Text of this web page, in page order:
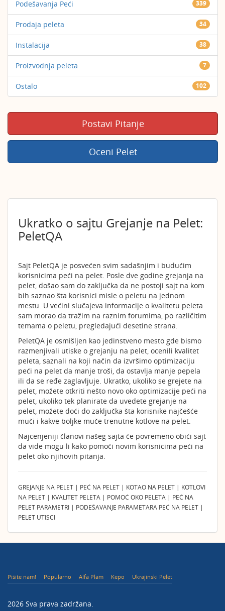
Podešavanja Peći 339
Prodaja peleta 34
Instalacija 38
Proizvodnja peleta 7
Ostalo 102
Postavi Pitanje
Oceni Pelet
Ukratko o sajtu Grejanje na Pelet:
PeletQA
Sajt PeletQA je posvećen svim sadašnjim i budućim
korisnicima peći na pelet. Posle dve godine grejanja na
pelet, došao sam do zaključka da ne postoji sajt na kom
bih saznao šta korisnici misle o peletu na jednom
mestu. U većini slučajeva informacije o kvalitetu peleta
sam morao da tražim na raznim forumima, po različitim
temama o peletu, pregledajući desetine strana.
PeletQA je osmišljen kao jedinstveno mesto gde bismo
razmenjivali utiske o grejanju na pelet, ocenili kvalitet
peleta, saznali na koji način da izvršimo optimizaciju
peći na pelet da manje troši, da ostavlja manje pepela
ili da se ređe zaglavljuje. Ukratko, ukoliko se grejete na
pelet, možete otkriti nešto novo oko optimizacije peći na
pelet, ukoliko tek planirate da uvedete grejanje na
pelet, možete doći do zaključka šta korisnike najčešće
muči i kakve boljke muče trenutne kotlove na pelet.
Najcenjeniji članovi našeg sajta će povremeno obići sajt
da vide mogu li kako pomoći novim korisnicima peći na
pelet oko njihovih pitanja.
GREJANJE NA PELET | PEĆ NA PELET | KOTAO NA PELET | KOTLOVI
NA PELET | KVALITET PELETA | POMOĆ OKO PELETA | PEĆ NA
PELET PARAMETRI | PODEŠAVANJE PARAMETARA PEĆ NA PELET |
PELET UTISCI
Pišite nam! Popularno Alfa Plam Kepo Ukrajinski Pelet
2026 Sva prava zadržana.